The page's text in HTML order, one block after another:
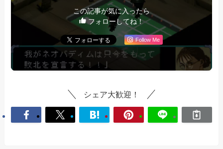
この記事が気に入ったら
フォローしてね！
Follow Me
シェア大歓迎！